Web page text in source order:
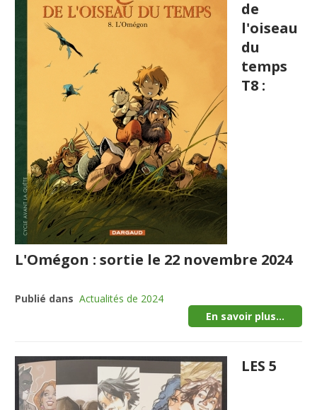
de
l'oiseau
du
temps
T8 :
L'Omégon : sortie le 22 novembre 2024
Publié dans Actualités de 2024
En savoir plus...
LES 5